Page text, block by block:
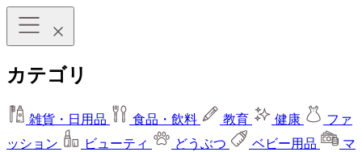
カテゴリ
雑貨・日用品 食品・飲料 教育 健康
ファ
ッション
ビューティ どうぶつ ベビー用品
マ